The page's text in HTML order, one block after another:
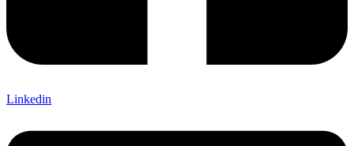
Linkedin